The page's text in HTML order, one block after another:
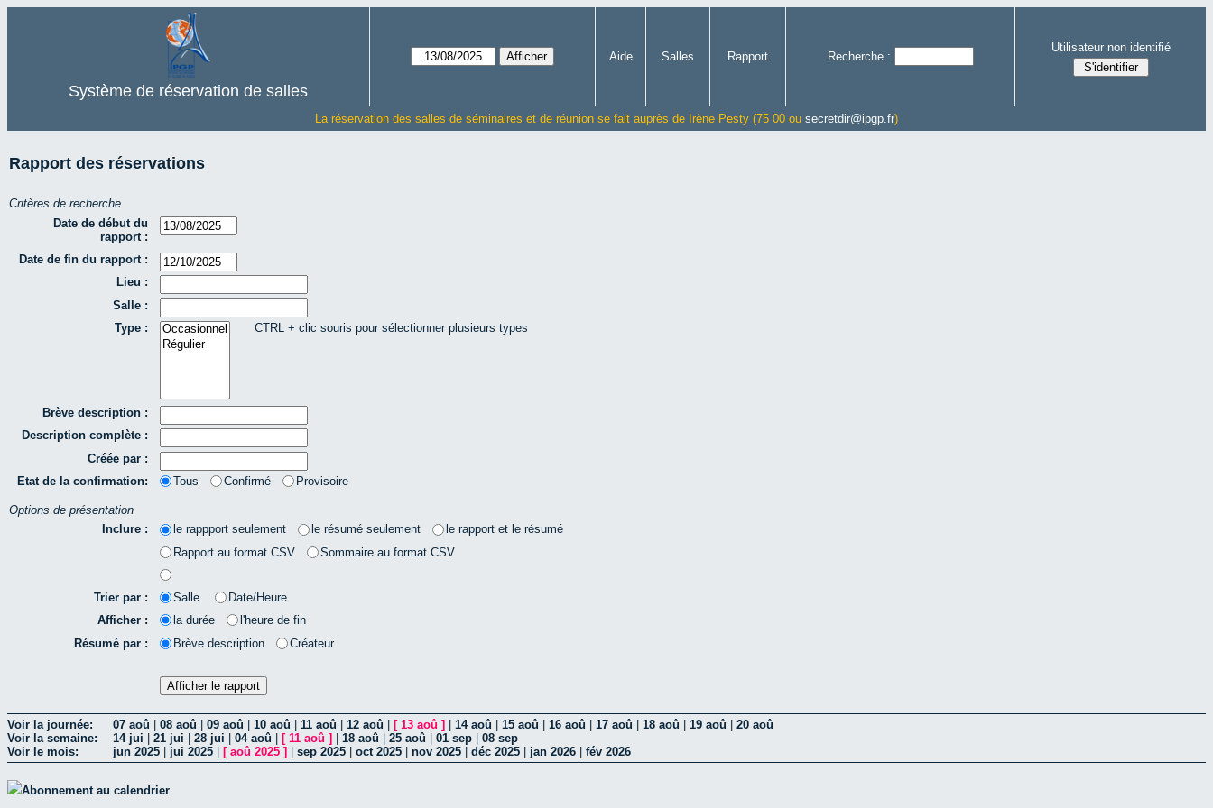
Système de réservation de salles
Aide Salles Rapport Recherche :
Utilisateur non identifié
La réservation des salles de séminaires et de réunion se fait auprès de Irène Pesty (75 00 ou secretdir@ipgp.fr)
Rapport des réservations
Critères de recherche
Date de début du
rapport :
Date de fin du rapport :
Lieu :
Salle :
Type :
CTRL + clic souris pour sélectionner plusieurs types
Brève description :
Description complète :
Créée par :
Etat de la confirmation:
Tous Confirmé Provisoire
Options de présentation
Inclure :
le rappport seulement le résumé seulement
le rapport et le résumé
Rapport au format CSV
Sommaire au format CSV
Trier par : Salle
Date/Heure
Afficher :
la durée
l'heure de fin
Résumé par :
Brève description Créateur
Voir la journée: 07 aoû 08 aoû 09 aoû 10 aoû 11 aoû 12 aoû [ 13 aoû ] 14 aoû 15 aoû 16 aoû 17 aoû 18 aoû 19 aoû
20 aoû
Voir la semaine:
14 jui 21 jui 28 jui 04 aoû [ 11 aoû ] 18 aoû 25 aoû 01 sep
08 sep
Voir le mois:
jun 2025 jui 2025 [ aoû 2025 ] sep 2025 oct 2025 nov 2025 déc 2025 jan 2026 fév 2026
Abonnement au calendrier